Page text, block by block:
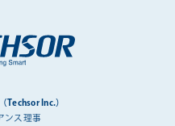
Techsor Inc.）
ンス理事